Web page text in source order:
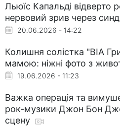
Льюїс Капальді відверто
нервовий зрив через
20.06.2026 - 14:22
Колишня солістка "ВІА
мамою: ніжні фото з
19.06.2026 - 11:23
Важка операція та
рок-музики Джон Бон
сцену